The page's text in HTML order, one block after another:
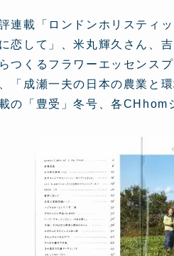
連載「ロンドンホリスティ
恋して」、米丸輝久さん、
くるフラワーエッセンス
「成瀬一夫の日本の農業と
の「豊受」冬号、各CHhom